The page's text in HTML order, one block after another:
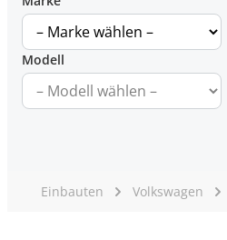
Modell
Einbauten Volkswagen